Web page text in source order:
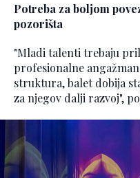
Potreba za boljom
pozorišta
"Mladi talenti trebaju
profesionalne
struktura, balet dobija
za njegov dalji razvoj",